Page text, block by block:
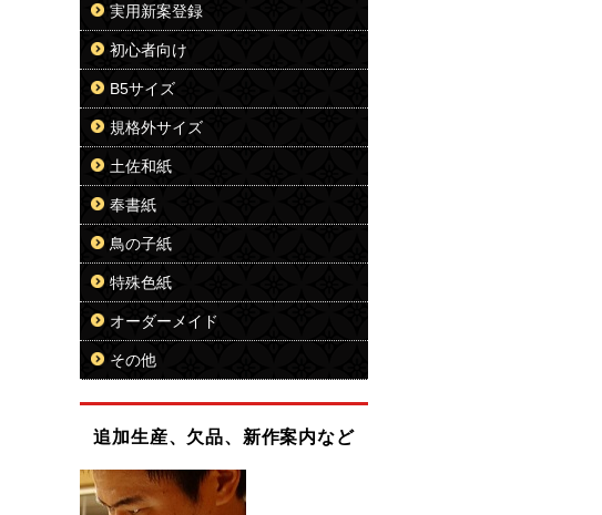
実用新案登録
初心者向け
B5サイズ
規格外サイズ
土佐和紙
奉書紙
鳥の子紙
特殊色紙
オーダーメイド
その他
追加生産、欠品、新作案内など